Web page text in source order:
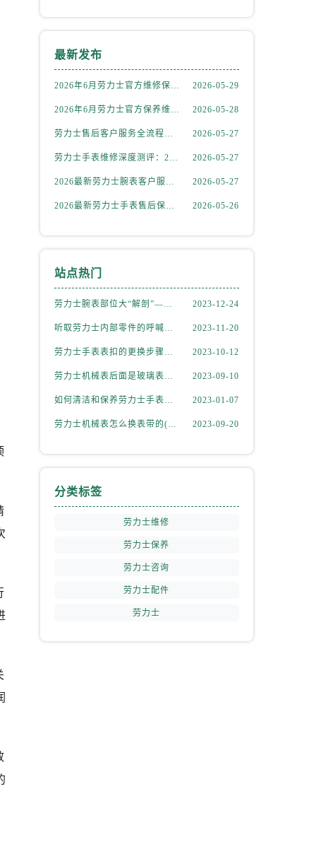
最新发布
2026年6月劳力士官方维修保养综合服务网迁址与新增网点补充公示文件定稿 2026-05-29
2026年6月劳力士官方保养维修中心搬迁及新开网点补充最终告知文件 2026-05-28
劳力士售后客户服务全流程解析：官方电话与全国服务网点布局（2026年6月最新更新） 2026-05-27
劳力士手表维修深度测评：2026年6月最新官方售后服务网点全盘点 2026-05-27
2026最新劳力士腕表客户服务点地址考察报告 2026-05-27
2026最新劳力士手表售后保养中心地址考察报告 2026-05-26
站点热门
劳力士腕表部位大“解剖”——劳力士大讲堂开课啦！ 2023-12-24
听取劳力士内部零件的呼喊，似有无尽的故事等待我们去探索 2023-11-20
劳力士手表表扣的更换步骤（如何更换手表的表扣） 2023-10-12
劳力士机械表后面是玻璃表盘(如何正确清洁和保养) 2023-09-10
如何清洁和保养劳力士手表的机芯 2023-01-07
劳力士机械表怎么换表带的(简单易学的步骤) 2023-09-20
分类标签
劳力士维修
劳力士保养
劳力士咨询
劳力士配件
劳力士